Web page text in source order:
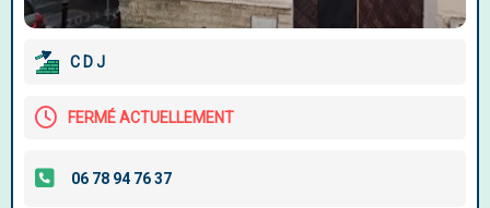
C D J
FERMÉ ACTUELLEMENT